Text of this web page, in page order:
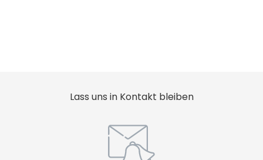
Lass uns in Kontakt bleiben